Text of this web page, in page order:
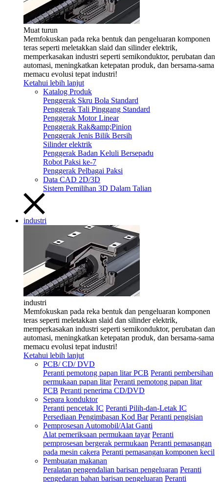
Muat turun
Memfokuskan pada reka bentuk dan pengeluaran komponen
teras seperti meletakkan slaid dan silinder elektrik,
memperkasakan industri seperti semikonduktor, perubatan dan
automasi, meningkatkan ketepatan produk, dan bersama-sama
memacu evolusi tepat industri!
Ketahui lebih lanjut
Katalog Produk
Penggerak Skru Bola Standard
Penggerak Tali Pinggang Standard
Penggerak Motor Linear
Penggerak Rak&amp;Pinion
Penggerak Jenis Bilik Bersih
Silinder elektrik
Penggerak Badan Keluli Bersepadu
Robot Paksi ke-7
Penggerak Pelbagai Paksi
Data CAD 2D/3D
Sistem Pemilihan 3D Dalam Talian
industri
industri
Memfokuskan pada reka bentuk dan pengeluaran komponen
teras seperti meletakkan slaid dan silinder elektrik,
memperkasakan industri seperti semikonduktor, perubatan dan
automasi, meningkatkan ketepatan produk, dan bersama-sama
memacu evolusi tepat industri!
Ketahui lebih lanjut
PCB/ CD/ DVD
Peranti pemotong papan litar PCB Peranti pembersihan
permukaan papan litar Peranti pemotong papan litar
PCB Peranti penerima CD/DVD
Separa konduktor
Peranti pencetak IC Peranti Pilih-dan-Letak IC
Persediaan Pengimbasan Kod Bar Peranti pengisian
Pemprosesan Automobil/Alat Ganti
Alat pemeriksaan permukaan tayar Peranti
pemprosesan bergerak permukaan Peranti pemasangan
pada mesin cakera Peranti pemasangan komponen kecil
Pembuatan makanan
Peralatan pengendalian barisan pengeluaran Peranti
pengedaran bahan barisan pengeluaran Peranti